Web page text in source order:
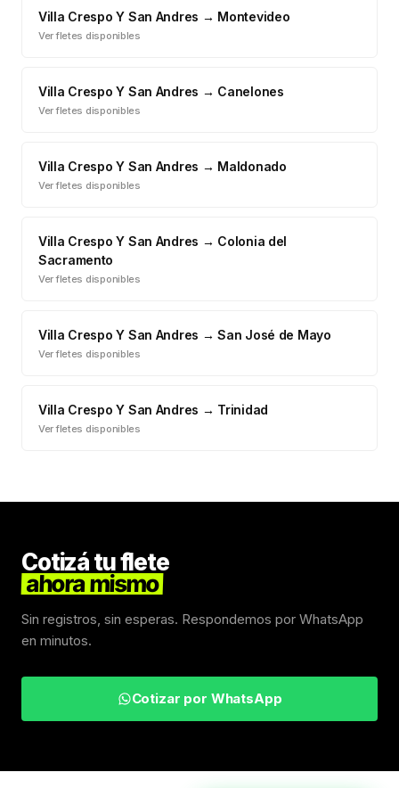
Villa Crespo Y San Andres → Montevideo
Ver fletes disponibles
Villa Crespo Y San Andres → Canelones
Ver fletes disponibles
Villa Crespo Y San Andres → Maldonado
Ver fletes disponibles
Villa Crespo Y San Andres → Colonia del
Sacramento
Ver fletes disponibles
Villa Crespo Y San Andres →San José de Mayo
Ver fletes disponibles
Villa Crespo Y San Andres → Trinidad
Ver fletes disponibles
Cotizá tu flete
ahora mismo
Sin registros, sin esperas. Respondemos por WhatsApp
en minutos.
Cotizar por WhatsApp